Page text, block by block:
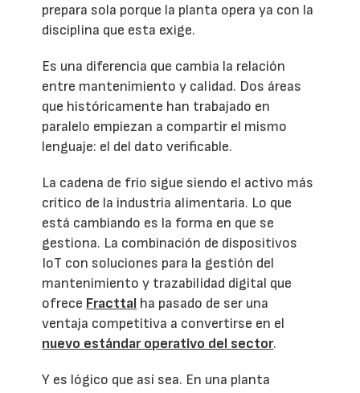
prepara sola porque la planta opera ya con la
disciplina que esta exige.
Es una diferencia que cambia la relación
entre mantenimiento y calidad. Dos áreas
que históricamente han trabajado en
paralelo empiezan a compartir el mismo
lenguaje: el del dato verificable.
La cadena de frío sigue siendo el activo más
crítico de la industria alimentaria. Lo que
está cambiando es la forma en que se
gestiona. La combinación de dispositivos
IoT con soluciones para la gestión del
mantenimiento y trazabilidad digital que
ofrece Fracttal ha pasado de ser una
ventaja competitiva a convertirse en el
nuevo estándar operativo del sector.
Y es lógico que así sea. En una planta